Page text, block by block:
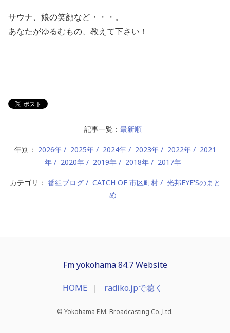
サウナ、娘の笑顔など・・・。
あなたがゆるむもの、教えて下さい！
記事一覧： 最新順
年別： 2026年 2025年 2024年 2023年 2022年
2021
年
2020年 2019年 2018年 2017年
カテゴリ： 番組ブログ CATCH OF 市区町村
光邦EYE'Sのまと
め
Fm yokohama 84.7 Website
HOME radiko.jpで聴く
© Yokohama F.M. Broadcasting Co.,Ltd.